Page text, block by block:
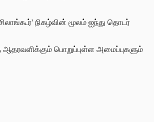
நிகழ்வின் மூலம் ஐந்து தொடர்
ஆதரவளிக்கும் பொறுப்புள்ள அமைப்புகளும்